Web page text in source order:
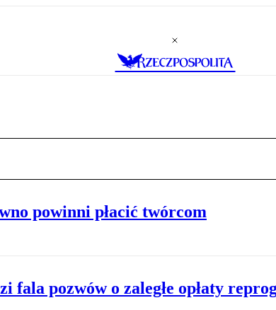
powinni płacić twórcom
fala pozwów o zaległe opłaty